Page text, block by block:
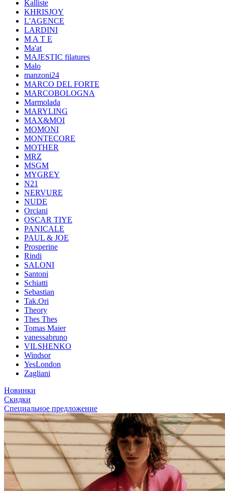
Kalliste
KHRISJOY
L'AGENCE
LARDINI
M A T E
Ma'at
MAJESTIC filatures
Malo
manzoni24
MARCO DEL FORTE
MARCOBOLOGNA
Marmolada
MARYLING
MAX&MOI
MOMONI
MONTECORE
MOTHER
MRZ
MSGM
MYGREY
N21
NERVURE
NUDE
Orciani
OSCAR TIYE
PANICALE
PAUL & JOE
Prosperine
Rindi
SALONI
Santoni
Schiatti
Sebastian
Tak.Ori
Theory
Thes Thes
Tomas Maier
vanessabruno
VILSHENKO
Windsor
YesLondon
Zagliani
Новинки
Скидки
Специальное предложение